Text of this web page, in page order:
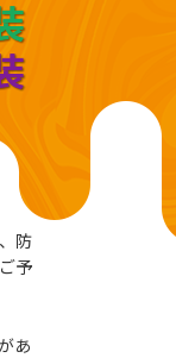
防
予
あ